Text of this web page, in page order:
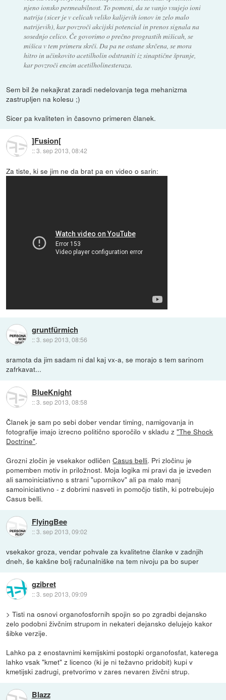
njeno ionsko permeabilnost. To pomeni, da se vanjo vsujejo ioni
natrija (sicer je v celicah veliko kalijevih ionov in zelo malo
natrijevih), kar povzroči akcijski potencial in prenos signala na
sosednjo celico. Če govorimo o prečno prograstih mišicah, se
mišica v tem primeru skrči. Da pa ne ostane skrčena, se mora
hitro in učinkovito acetilholin odstraniti iz sinaptične špranje,
kar povzroči encim acetilholinesteraza.
Sem bil že nekajkrat zaradi nedelovanja tega mehanizma
zastrupljen na kolesu ;)
Sicer pa kvaliteten in časovno primeren članek.
]Fusion[
::3. sep 2013, 08:42
Za tiste, ki se jim ne da brat pa en video o sarin:
gruntfürmich
::3. sep 2013, 08:56
sramota da jim sadam ni dal kaj vx-a, se morajo s tem sarinom
zafrkavat...
BlueKnight
::3. sep 2013, 08:58
Članek je sam po sebi dober vendar timing, namigovanja in
fotografije imajo izrecno politično sporočilo v skladu z"The Shock
Doctrine".
Grozni zločin je vsekakor odličenCasus belli. Pri zločinu je
pomemben motiv in priložnost. Moja logika mi pravi da je izveden
ali samoiniciativno s strani "upornikov" ali pa malo manj
samoiniciativno - z dobrimi nasveti in pomočjo tistih, ki potrebujejo
Casus belli.
FlyingBee
::3. sep 2013, 09:02
vsekakor groza, vendar pohvale za kvalitetne članke v zadnjih
dneh, še kakšne bolj računalniške na tem nivoju pa bo super
gzibret
::3. sep 2013, 09:09
> Tisti na osnovi organofosfornih spojin so po zgradbi dejansko
zelo podobni živčnim strupom in nekateri dejansko delujejo kakor
šibke verzije.
Lahko pa z enostavnimi kemijskimi postopki organofosfat, katerega
lahko vsak "kmet" z licenco (ki je ni težavno pridobit) kupi v
kmetijski zadrugi, pretvorimo v zares nevaren živčni strup.
Blazz